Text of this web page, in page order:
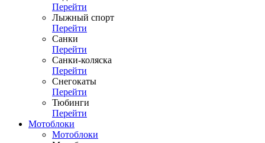
Перейти
Лыжный спорт
Перейти
Санки
Перейти
Санки-коляска
Перейти
Снегокаты
Перейти
Тюбинги
Перейти
Мотоблоки
Мотоблоки